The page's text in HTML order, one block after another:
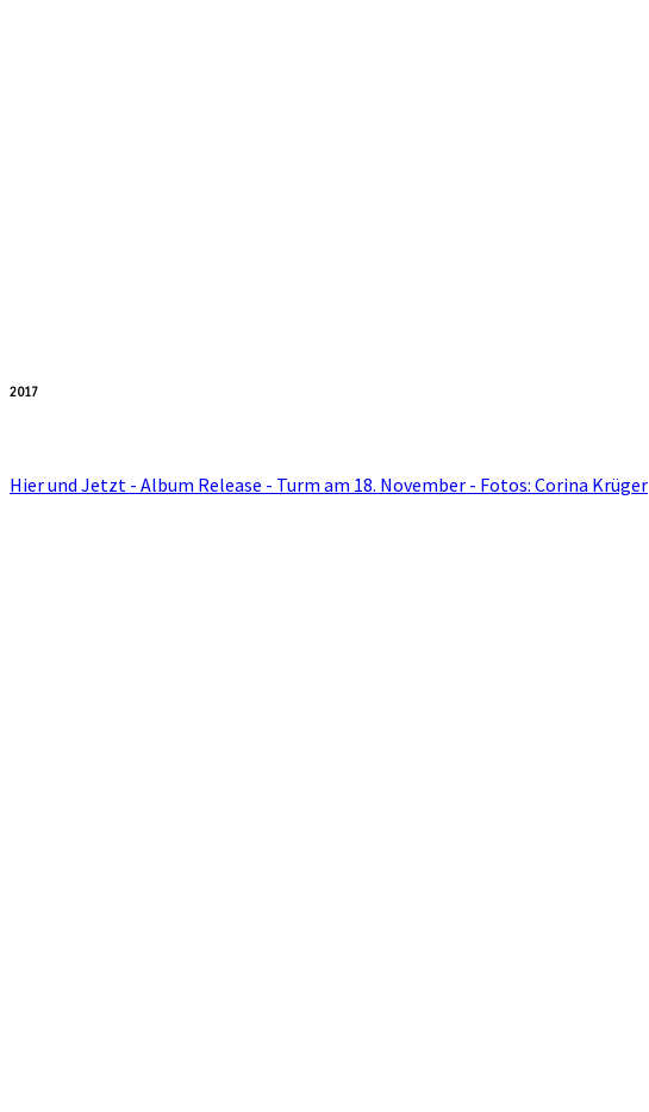
2017
Hier und Jetzt - Album Release - Turm am 18. November - Fotos: Corina Krüger